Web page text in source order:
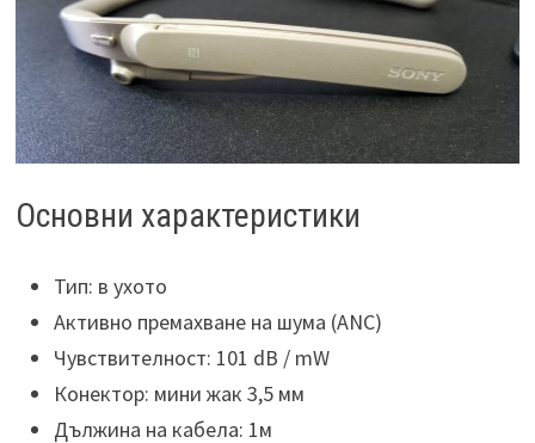
Основни характеристики
Тип: в ухото
Активно премахване на шума (ANC)
Чувствителност: 101 dB / mW
Конектор: мини жак 3,5 мм
Дължина на кабела: 1м